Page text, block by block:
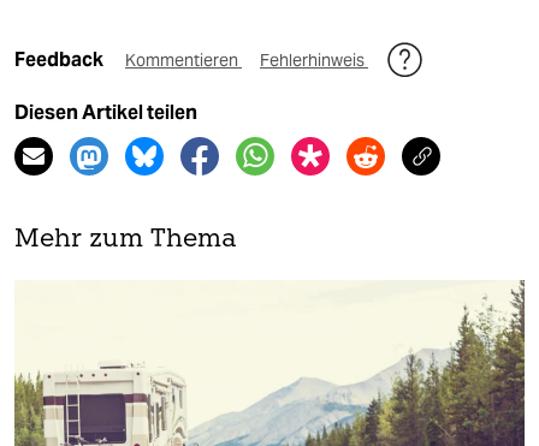
Feedback Kommentieren Fehlerhinweis
Diesen Artikel teilen
Mehr zum Thema